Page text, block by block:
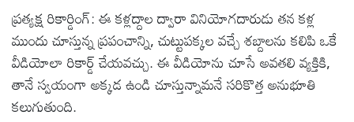
ప్రత్యక్ష రికార్డింగ్: ఈ కళ్లద్దాల ద్వారా వినియోగదారుడు తన కళ్ల
ముందు చూస్తున్న ప్రపంచాన్ని, చుట్టుపక్కల వచ్చే శబ్దాలను కలిపి ఒకే
వీడియోలా రికార్డ్ చేయవచ్చు. ఈ వీడియోను చూసే అవతలి వ్యక్తికి,
తానే స్వయంగా అక్కడ ఉండి చూస్తున్నామనే సరికొత్త అనుభూతి
కలుగుతుంది.